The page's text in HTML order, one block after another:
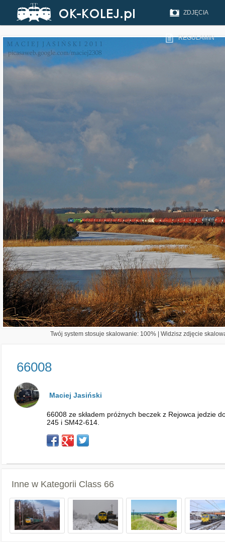
ZDJĘCIA
REGULAMIN
Twój system stosuje skalowanie: 100% | Widzisz zdjęcie
66008
Maciej Jasiński
66008 ze składem próżnych beczek z Rejowca jedzie
245 i SM42-614.
Inne w Kategorii Class 66